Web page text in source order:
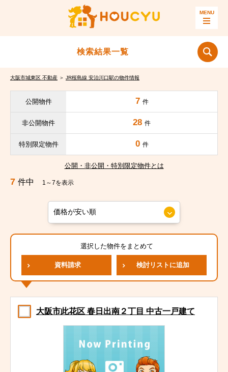
検索結果一覧
大阪市城東区 不動産 ＞ JR桜島線 安治川口駅の物件情報
公開物件 7 件
非公開物件 28 件
特別限定物件 0 件
公開・非公開・特別限定物件とは
7 件中 1～7を表示
選択した物件をまとめて
資料請求 検討リストに追加
大阪市此花区 春日出南２丁目 中古一戸建て